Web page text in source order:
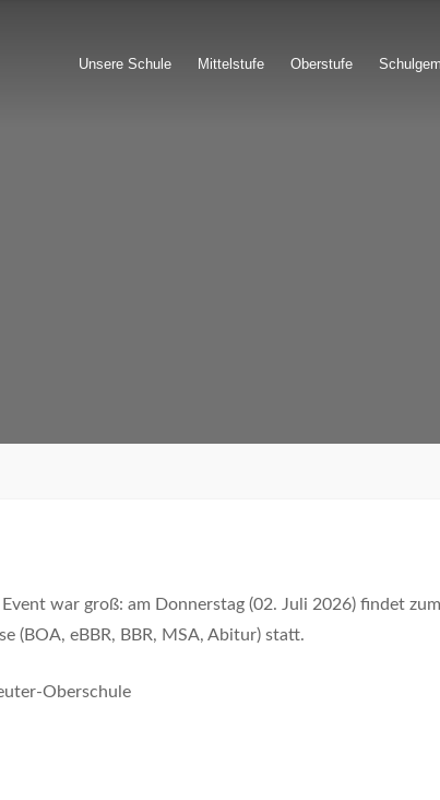
Unsere Schule Mittelstufe Oberstufe
war groß: am Donnerstag (02. Juli 2026) findet
(BOA, eBBR, BBR, MSA, Abitur) statt.
Oberschule